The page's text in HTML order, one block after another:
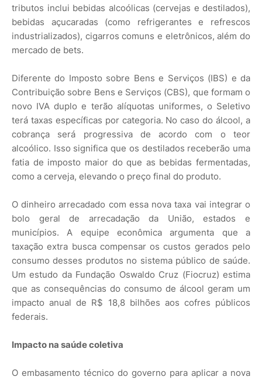
tributos inclui bebidas alcoólicas (cervejas e destilados),
bebidas açucaradas (como refrigerantes e refrescos
industrializados), cigarros comuns e eletrônicos, além do
mercado de bets.
Diferente do Imposto sobre Bens e Serviços (IBS) e da
Contribuição sobre Bens e Serviços (CBS), que formam o
novo IVA duplo e terão alíquotas uniformes, o Seletivo
terá taxas específicas por categoria. No caso do álcool, a
cobrança será progressiva de acordo com o teor
alcoólico. Isso significa que os destilados receberão uma
fatia de imposto maior do que as bebidas fermentadas,
como a cerveja, elevando o preço final do produto.
O dinheiro arrecadado com essa nova taxa vai integrar o
bolo geral de arrecadação da União, estados e
municípios. A equipe econômica argumenta que a
taxação extra busca compensar os custos gerados pelo
consumo desses produtos no sistema público de saúde.
Um estudo da Fundação Oswaldo Cruz (Fiocruz) estima
que as consequências do consumo de álcool geram um
impacto anual de R$ 18,8 bilhões aos cofres públicos
federais.
Impacto na saúde coletiva
O embasamento técnico do governo para aplicar a nova